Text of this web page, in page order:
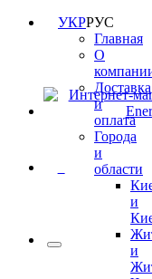
УКРРУС
Главная
О
Доставка
и
оплата
Города
и
области
и
и